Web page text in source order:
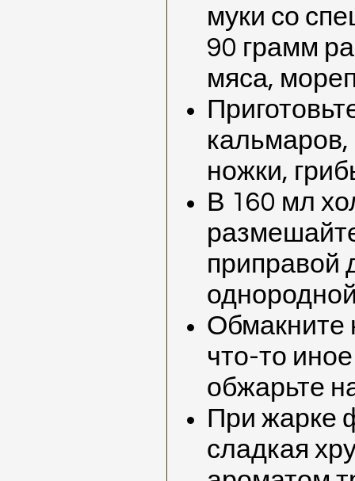
муки со
90 грамм
мяса,
кальмаров,
ножки,
В 160 мл
приправой
Обмакните
что-то
обжарьте
При жарке
сладкая